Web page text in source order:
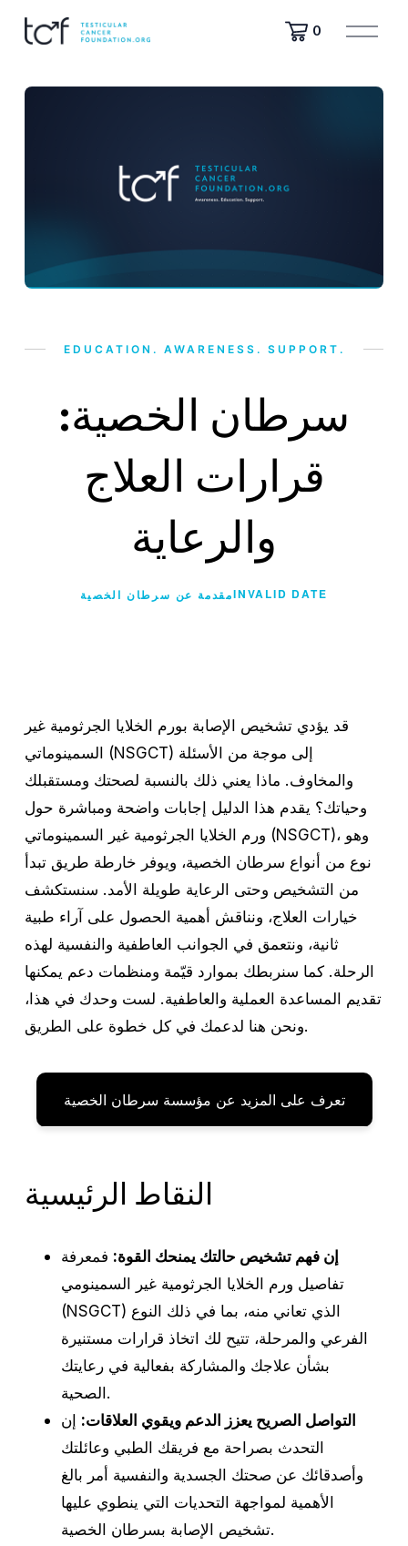
0
ف
ت
ا
EDUCATION. AWARENESS. SUPPORT.
سرطان الخصية:
قرارات العلاج
والرعاية
مقدمة عن سرطان الخصيةINVALID DATE
قد يؤدي تشخيص الإصابة بورم الخلايا الجرثومية غير
السمينوماتي (NSGCT) إلى موجة من الأسئلة
والمخاوف. ماذا يعني ذلك بالنسبة لصحتك ومستقبلك
وحياتك؟ يقدم هذا الدليل إجابات واضحة ومباشرة حول
ورم الخلايا الجرثومية غير السمينوماتي (NSGCT)، وهو
نوع من أنواع سرطان الخصية، ويوفر خارطة طريق تبدأ
من التشخيص وحتى الرعاية طويلة الأمد. سنستكشف
خيارات العلاج، ونناقش أهمية الحصول على آراء طبية
ثانية، ونتعمق في الجوانب العاطفية والنفسية لهذه
الرحلة. كما سنربطك بموارد قيّمة ومنظمات دعم يمكنها
تقديم المساعدة العملية والعاطفية. لست وحدك في هذا،
ونحن هنا لدعمك في كل خطوة على الطريق.
تعرف على المزيد عن مؤسسة سرطان الخصية
النقاط الرئيسية
إن فهم تشخيص حالتك يمنحك القوة: فمعرفة
تفاصيل ورم الخلايا الجرثومية غير السمينومي
(NSGCT) الذي تعاني منه، بما في ذلك النوع
الفرعي والمرحلة، تتيح لك اتخاذ قرارات مستنيرة
بشأن علاجك والمشاركة بفعالية في رعايتك
الصحية.
التواصل الصريح يعزز الدعم ويقوي العلاقات: إن
التحدث بصراحة مع فريقك الطبي وعائلتك
وأصدقائك عن صحتك الجسدية والنفسية أمر بالغ
الأهمية لمواجهة التحديات التي ينطوي عليها
تشخيص الإصابة بسرطان الخصية.